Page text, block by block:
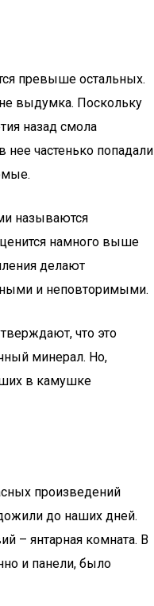
превыше остальных.
выдумка. Поскольку
назад смола
частенько попадали
называются
намного выше
делают
и неповторимыми.
что это
минерал. Но,
в камушке
произведений
до наших дней.
– янтарная комната. В
и панели, было